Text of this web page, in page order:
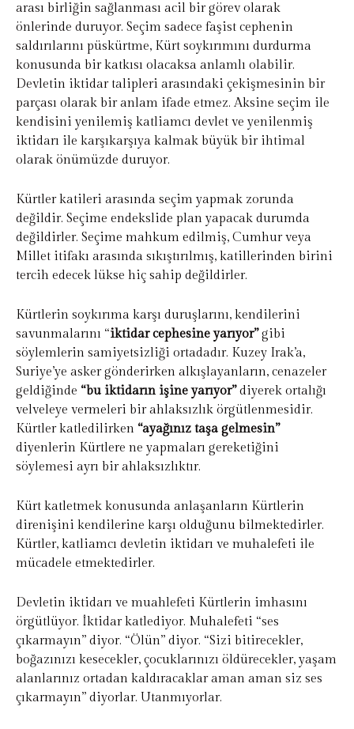
arası birliğin sağlanması acil bir görev olarak
önlerinde duruyor. Seçim sadece faşist cephenin
saldırılarını püskürtme, Kürt soykırımını durdurma
konusunda bir katkısı olacaksa anlamlı olabilir.
Devletin iktidar talipleri arasındaki çekişmesinin bir
parçası olarak bir anlam ifade etmez. Aksine seçim ile
kendisini yenilemiş katliamcı devlet ve yenilenmiş
iktidarı ile karşıkarşıya kalmak büyük bir ihtimal
olarak önümüzde duruyor.
Kürtler katileri arasında seçim yapmak zorunda
değildir. Seçime endekslide plan yapacak durumda
değildirler. Seçime mahkum edilmiş, Cumhur veya
Millet itifakı arasında sıkıştırılmış, katillerinden birini
tercih edecek lükse hiç sahip değildirler.
Kürtlerin soykırıma karşı duruşlarını, kendilerini
savunmalarını “iktidar cephesine yarıyor”gibi
söylemlerin samiyetsizliği ortadadır. Kuzey Irak’a,
Suriye’ye asker gönderirken alkışlayanların, cenazeler
geldiğinde “bu iktidarın işine yarıyor”diyerek ortalığı
velveleye vermeleri bir ahlaksızlık örgütlenmesidir.
Kürtler katledilirken “ayağınız taşa gelmesin”
diyenlerin Kürtlere ne yapmaları gereketiğini
söylemesi ayrı bir ahlaksızlıktır.
Kürt katletmek konusunda anlaşanların Kürtlerin
direnişini kendilerine karşı olduğunu bilmektedirler.
Kürtler, katliamcı devletin iktidarı ve muhalefeti ile
mücadele etmektedirler.
Devletin iktidarı ve muahlefeti Kürtlerin imhasını
örgütlüyor. İktidar katlediyor. Muhalefeti “ses
çıkarmayın” diyor. “Ölün” diyor. “Sizi bitirecekler,
boğazınızı kesecekler, çocuklarınızı öldürecekler, yaşam
alanlarınız ortadan kaldıracaklar aman aman siz ses
çıkarmayın” diyorlar. Utanmıyorlar.